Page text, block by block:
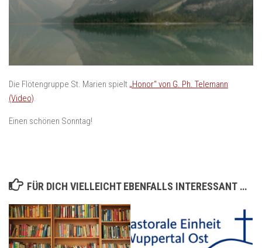
Die Flötengruppe St. Marien spielt „Honor“ von G. Ph. Telemann
(Video).
Einen schönen Sonntag!
FÜR DICH VIELLEICHT EBENFALLS INTERESSANT …